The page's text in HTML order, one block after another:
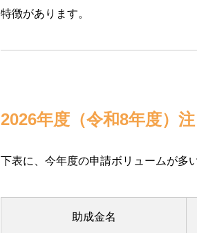
特徴があります。
2026年度（令和8年度）
下表に、今年度の申請ボリュームが多
助成金名